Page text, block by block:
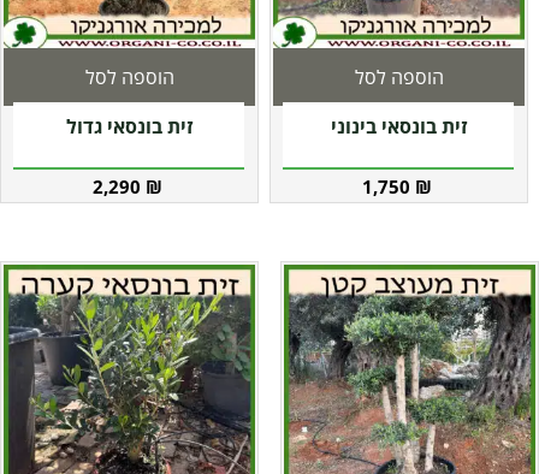
זית בונסאי בינוני
1,750 ₪
הוספה לסל
זית בונסאי גדול
2,290 ₪
הוספה לסל